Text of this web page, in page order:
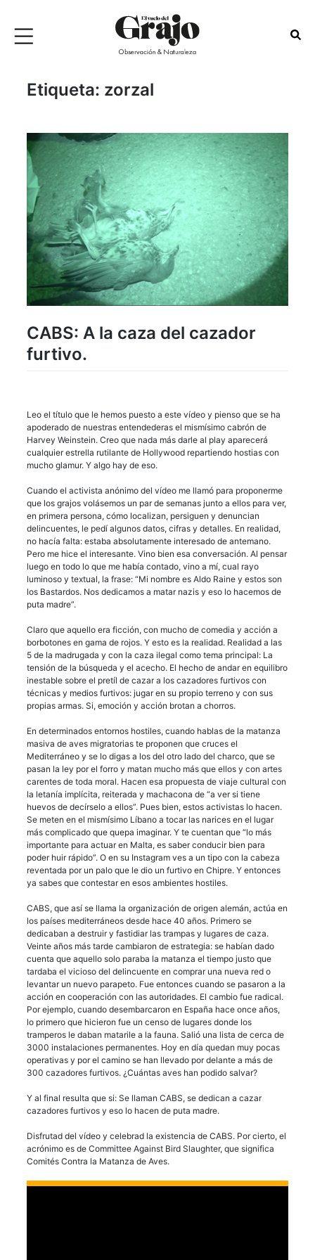
Etiqueta: zorzal
CABS: A la caza del cazador
furtivo.
Leo el título que le hemos puesto a este vídeo y pienso que se ha
apoderado de nuestras entendederas el mismísimo cabrón de
Harvey Weinstein. Creo que nada más darle al play aparecerá
cualquier estrella rutilante de Hollywood repartiendo hostias con
mucho glamur. Y algo hay de eso.
Cuando el activista anónimo del vídeo me llamó para proponerme
que los grajos volásemos un par de semanas junto a ellos para ver,
en primera persona, cómo localizan, persiguen y denuncian
delincuentes, le pedí algunos datos, cifras y detalles. En realidad,
no hacía falta: estaba absolutamente interesado de antemano.
Pero me hice el interesante. Vino bien esa conversación. Al pensar
luego en todo lo que me había contado, vino a mí, cual rayo
luminoso y textual, la frase: “Mi nombre es Aldo Raine y estos son
los Bastardos. Nos dedicamos a matar nazis y eso lo hacemos de
puta madre”.
Claro que aquello era ficción, con mucho de comedia y acción a
borbotones en gama de rojos. Y esto es la realidad. Realidad a las
5 de la madrugada y con la caza ilegal como tema principal: La
tensión de la búsqueda y el acecho. El hecho de andar en equilibro
inestable sobre el pretíl de cazar a los cazadores furtivos con
técnicas y medios furtivos: jugar en su propio terreno y con sus
propias armas. Si, emoción y acción brotan a chorros.
En determinados entornos hostiles, cuando hablas de la matanza
masiva de aves migratorias te proponen que cruces el
Mediterráneo y se lo digas a los del otro lado del charco, que se
pasan la ley por el forro y matan mucho más que ellos y con artes
carentes de toda moral. Hacen esa propuesta de viaje cultural con
la letanía implícita, reiterada y machacona de “a ver si tiene
huevos de decírselo a ellos”. Pues bien, estos activistas lo hacen.
Se meten en el mismísimo Líbano a tocar las narices en el lugar
más complicado que quepa imaginar. Y te cuentan que “lo más
importante para actuar en Malta, es saber conducir bien para
poder huir rápido”. O en su Instagram ves a un tipo con la cabeza
reventada por un palo que le dio un furtivo en Chipre. Y entonces
ya sabes que contestar en esos ambientes hostiles.
CABS, que así se llama la organización de origen alemán, actúa en
los países mediterráneos desde hace 40 años. Primero se
dedicaban a destruir y fastidiar las trampas y lugares de caza.
Veinte años más tarde cambiaron de estrategia: se habían dado
cuenta que aquello solo paraba la matanza el tiempo justo que
tardaba el vicioso del delincuente en comprar una nueva red o
levantar un nuevo parapeto. Fue entonces cuando se pasaron a la
acción en cooperación con las autoridades. El cambio fue radical.
Por ejemplo, cuando desembarcaron en España hace once años,
lo primero que hicieron fue un censo de lugares donde los
tramperos le daban matarile a la fauna. Salió una lista de cerca de
3000 instalaciones permanentes. Hoy en día quedan muy pocas
operativas y por el camino se han llevado por delante a más de
300 cazadores furtivos. ¿Cuántas aves han podido salvar?
Y al final resulta que si: Se llaman CABS, se dedican a cazar
cazadores furtivos y eso lo hacen de puta madre.
Disfrutad del vídeo y celebrad la existencia de CABS. Por cierto, el
acrónimo es de Committee Against Bird Slaughter, que significa
Comités Contra la Matanza de Aves.